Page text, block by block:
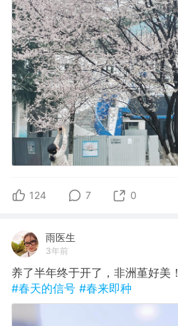
124 7 0
雨医生
3年前
养了半年终于开了，非洲堇好美！
#春天的信号 #春来即种